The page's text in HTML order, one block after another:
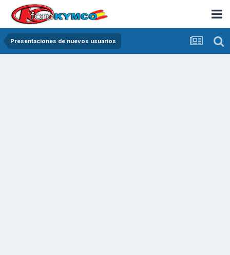
Presentaciones de nuevos usuarios